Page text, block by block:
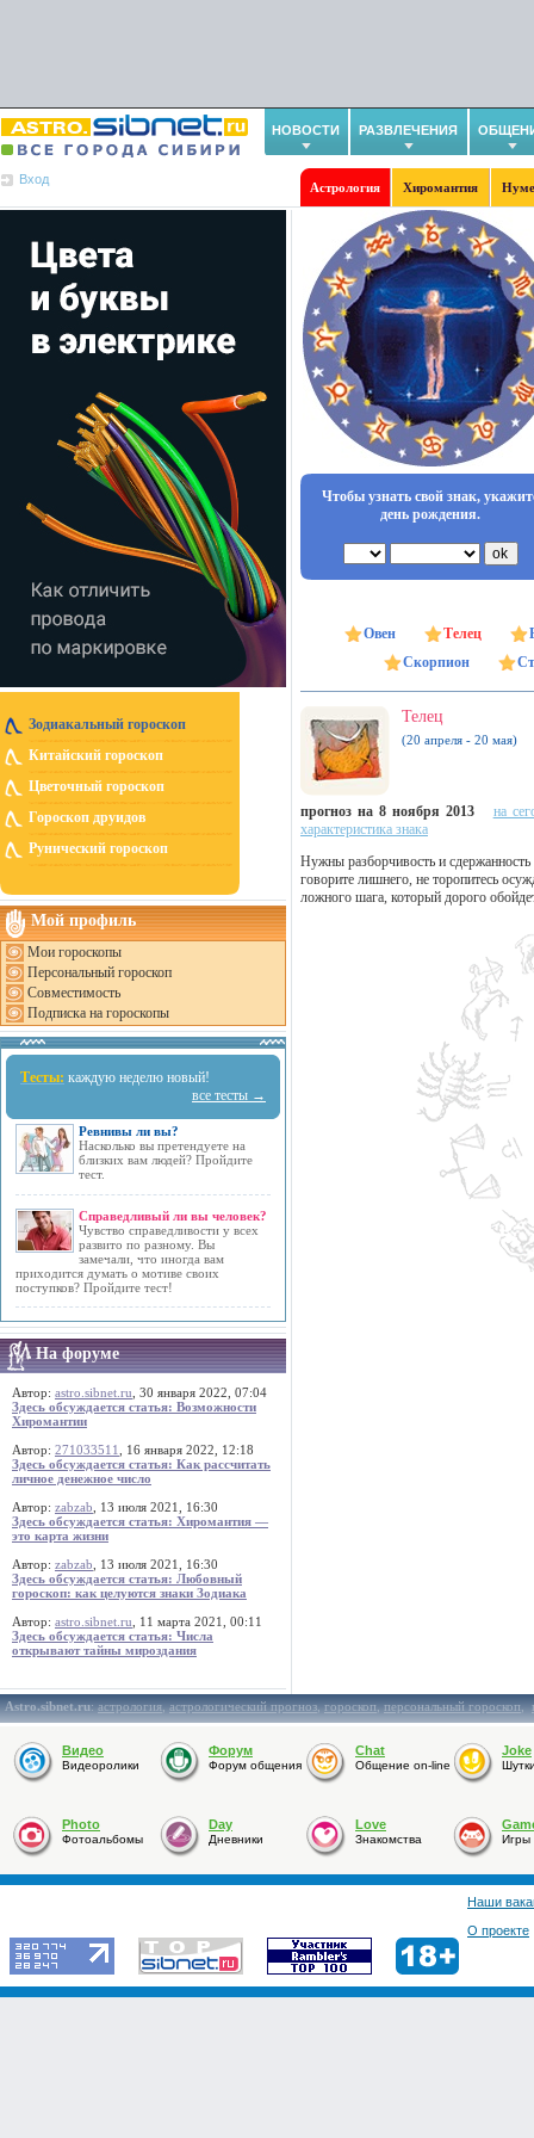
НОВОСТИ РАЗВЛЕЧЕНИЯ
Вход
Астрология Хиромантия
Зодиакальный гороскоп
Китайский гороскоп
Цветочный гороскоп
Гороскоп друидов
Рунический гороскоп
Мой профиль
Мои гороскопы
Персональный гороскоп
Совместимость
Подписка на гороскопы
Тесты: каждую неделю новый!
все тесты →
Ревнивы ли вы?
Насколько вы претендуете на
близких вам людей? Пройдите
тест.
Справедливый ли вы человек?
Чувство справедливости у всех
развито по разному. Вы
замечали, что иногда вам
приходится думать о мотиве своих
поступков? Пройдите тест!
На форуме
Автор: astro.sibnet.ru , 30 января 2022, 07:04
Здесь обсуждается статья: Возможности
Хиромантии
Автор: 271033511
, 16 января 2022, 12:18
Здесь обсуждается статья: Как рассчитать
личное денежное число
Автор: zabzab , 13 июля 2021, 16:30
Здесь обсуждается статья: Хиромантия —
это карта жизни
Автор: zabzab , 13 июля 2021, 16:30
Здесь обсуждается статья: Любовный
гороскоп: как целуются знаки Зодиака
Автор: astro.sibnet.ru , 11 марта 2021, 00:11
Здесь обсуждается статья: Числа
открывают тайны мироздания
Чтобы узнать свой знак,
день рождения.
Овен Телец
Скорпион
Телец
(20 апреля - 20 мая)
прогноз на 8 ноября 2013
на
характеристика знака
Нужны разборчивость и
говорите лишнего, не торопитесь
ложного шага, который дорого
Astro.sibnet.ru:астрология,астрологический прогноз,гороскоп,персональный гороскоп,
Видео
Видеоролики
Форум
Форум общения
Chat
Общение on-line
Joke
Photo
Фотоальбомы
Day
Дневники
Love
Знакомства Игры
Наши
О проекте